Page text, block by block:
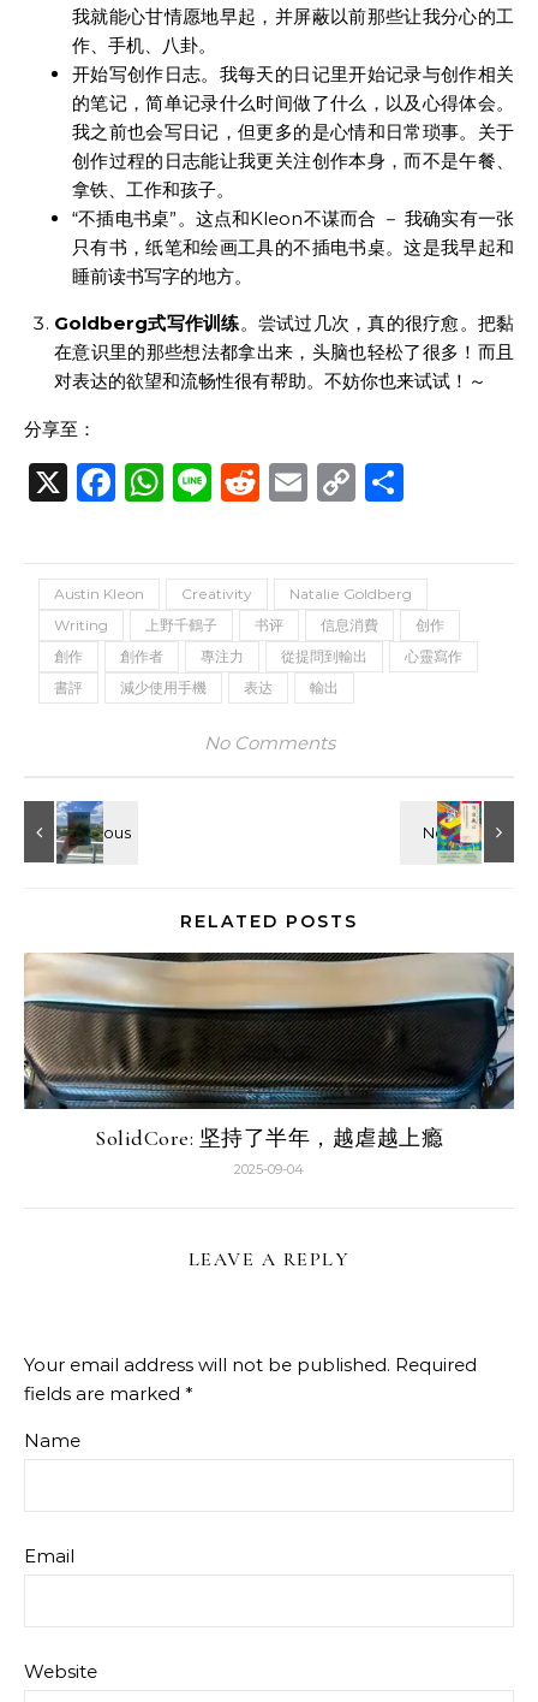
我就能心甘情愿地早起，并屏蔽以前那些让我分心的工
作、手机、八卦。
开始写创作日志。我每天的日记里开始记录与创作相关
的笔记，简单记录什么时间做了什么，以及心得体会。
我之前也会写日记，但更多的是心情和日常琐事。关于
创作过程的日志能让我更关注创作本身，而不是午餐、
拿铁、工作和孩子。
“不插电书桌”。这点和Kleon不谋而合 － 我确实有一张
只有书，纸笔和绘画工具的不插电书桌。这是我早起和
睡前读书写字的地方。
Goldberg式写作训练。尝试过几次，真的很疗愈。把黏
在意识里的那些想法都拿出来，头脑也轻松了很多！而且
对表达的欲望和流畅性很有帮助。不妨你也来试试！～
分享至：
X Facebook
WhatsApp
LineReddit
Email
Copy
Austin Kleon Creativity
Natalie Goldberg
Writing
上野千鶴子 书评 信息消費
创作
創作
創作者 專注力 從提問到輸出
心靈寫作
書評
減少使用手機 表达 輸出
No Comments
RELATED POSTS
SolidCore: 坚持了半年，越虐越上瘾
2025-09-04
LEAVE A REPLY
Your email address will not be published. Required
fields are marked *
Name
Email
Website